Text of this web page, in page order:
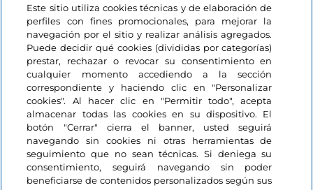
Este sitio utiliza cookies técnicas y de elaboración de
perfiles con fines promocionales, para mejorar la
navegación por el sitio y realizar análisis agregados.
Puede decidir qué cookies (divididas por categorías)
prestar, rechazar o revocar su consentimiento en
cualquier momento accediendo a la sección
correspondiente y haciendo clic en "Personalizar
cookies". Al hacer clic en "Permitir todo", acepta
almacenar todas las cookies en su dispositivo. El
botón "Cerrar" cierra el banner, usted seguirá
navegando sin cookies ni otras herramientas de
seguimiento que no sean técnicas. Si deniega su
consentimiento, seguirá navegando sin poder
beneficiarse de contenidos personalizados según sus